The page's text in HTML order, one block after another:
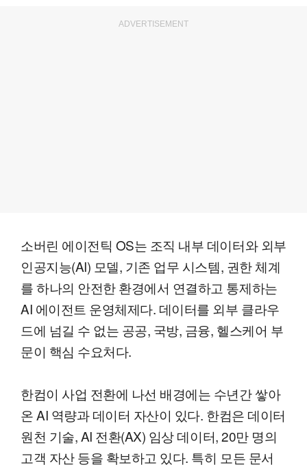
ADVERTISEMENT
소버린 에이전틱 OS는 조직 내부 데이터와 외부
인공지능(AI) 모델, 기존 업무 시스템, 권한 체계
를 하나의 안전한 환경에서 연결하고 통제하는
AI 에이전트 운영체제다. 데이터를 외부 클라우
드에 넘길 수 없는 공공, 국방, 금융, 헬스케어 부
문이 핵심 수요처다.
한컴이 사업 전환에 나선 배경에는 수년간 쌓아
온 AI 역량과 데이터 자산이 있다. 한컴은 데이터
원천 기술, AI 전환(AX) 임상 데이터, 20만 명의
고객 자산 등을 확보하고 있다. 특히 모든 문서